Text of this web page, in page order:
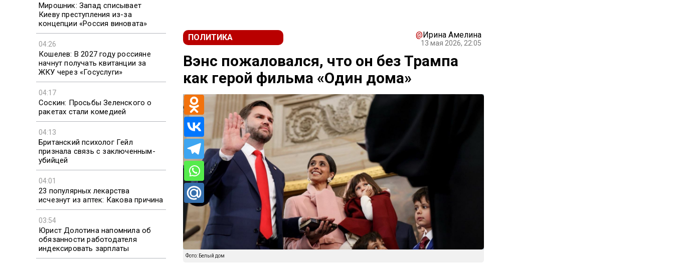
Мирошник: Запад списывает
Киеву преступления из-за
концепции «Россия виновата»
04:26
Кошелев: В 2027 году россияне
начнут получать квитанции за
ЖКУ через «Госуслуги»
04:17
Соскин: Просьбы Зеленского о
ракетах стали комедией
04:13
Британский психолог Гейл
признала связь с заключенным-
убийцей
04:01
23 популярных лекарства
исчезнут из аптек: Какова причина
03:54
Юрист Долотина напомнила об
обязанности работодателя
индексировать зарплаты
ПОЛИТИКА @Ирина Амелина
13 мая 2026, 22:05
Вэнс пожаловался, что он без Трампа
как герой фильма «Один дома»
Фото: Белый дом